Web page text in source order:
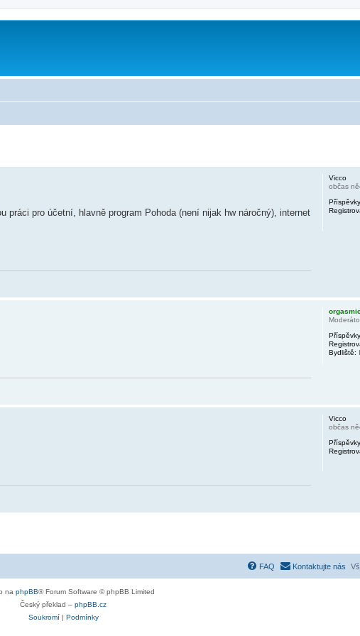
Vicco
občas
pro účetní, hlavně program Pohoda (není nijak hw náročný), internet
orgasmic
Bydliště:
Vicco
občas
Kontaktujte nás
FAQ
na phpBB® Forum Software © phpBB Limited
Český překlad – phpBB.cz
Soukromí| Podmínky